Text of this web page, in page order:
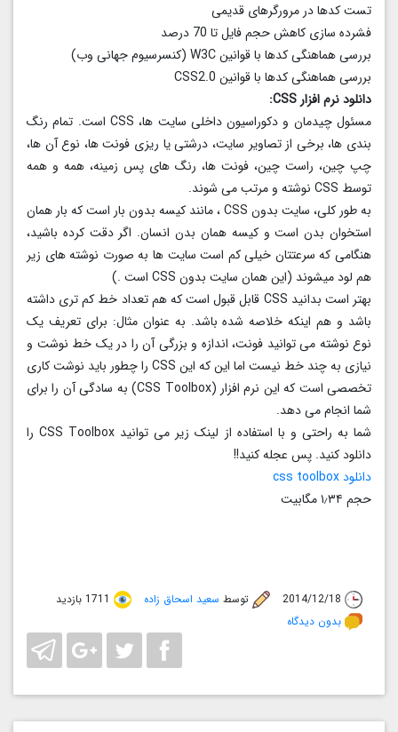
تست کدها در مرورگرهای قدیمی
فشرده سازی کاهش حجم فایل تا 70 درصد
بررسی هماهنگی کدها با قوانین W3C (کنسرسیوم جهانی وب)
بررسی هماهنگی کدها با قوانین CSS2.0
دانلود نرم افزار CSS:
مسئول چیدمان و دکوراسیون داخلی سایت ها، CSS است. تمام رنگ
بندی ها، برخی از تصاویر سایت، درشتی یا ریزی فونت ها، نوع آن ها،
چپ چین، راست چین، فونت ها، رنگ های پس زمینه، همه و همه
توسط CSS نوشته و مرتب می شوند.
به طور کلی، سایت بدون CSS ، مانند کیسه بدون بار است که بار همان
استخوان بدن است و کیسه همان بدن انسان. اگر دقت کرده باشید،
هنگامی که سرعتتان خیلی کم است سایت ها به صورت نوشته های زیر
هم لود میشوند (این همان سایت بدون CSS است .)
بهتر است بدانید CSS قابل قبول است که هم تعداد خط کم تری داشته
باشد و هم اینکه خلاصه شده باشد. به عنوان مثال: برای تعریف یک
نوع نوشته می توانید فونت، اندازه و بزرگی آن را در یک خط نوشت و
نیازی به چند خط نیست اما این که این CSS را چطور باید نوشت کاری
تخصصی است که این نرم افزار (CSS Toolbox) به سادگی آن را برای
شما انجام می دهد.
شما به راحتی و با استفاده از لینک زیر می توانید CSS Toolbox را
دانلود کنید. پس عجله کنید!!
دانلود css toolbox
حجم ۱٫۳۴ مگابیت
2014/12/18 توسطسعید اسحاق زاده
1711 بازدید
بدون دیدگاه